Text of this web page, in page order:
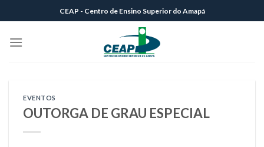
to
content
CEAP - Centro de Ensino Superior do Amapá
EVENTOS
OUTORGA DE GRAU ESPECIAL